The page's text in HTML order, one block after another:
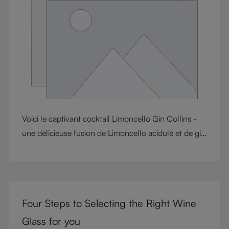
polyvalence au quotidien, transformant les petits
instants de la vie en une expérience raffinée.
Voici le captivant cocktail Limoncello Gin Collins -
une délicieuse fusion de Limoncello acidulé et de gin
savoureux qui capture parfaitement l'essence de
l'été.
Four Steps to Selecting the Right Wine
Glass for you